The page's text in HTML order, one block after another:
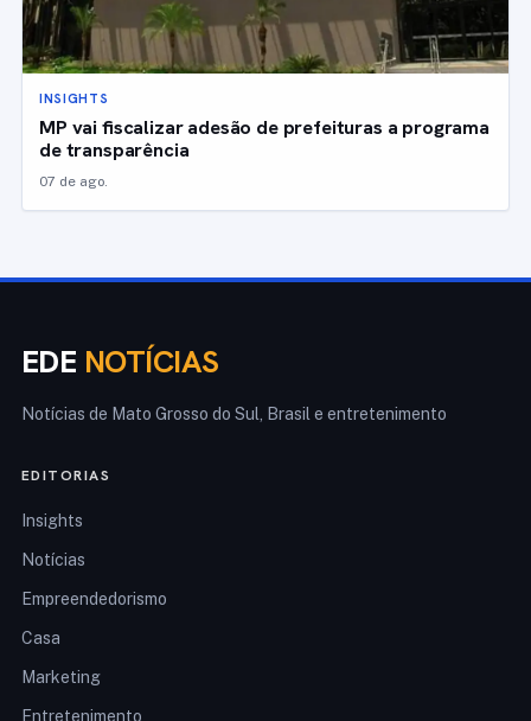
INSIGHTS
MP vai fiscalizar adesão de prefeituras a programa
de transparência
07 de ago.
EDE NOTÍCIAS
Notícias de Mato Grosso do Sul, Brasil e entretenimento
EDITORIAS
Insights
Notícias
Empreendedorismo
Casa
Marketing
Entretenimento